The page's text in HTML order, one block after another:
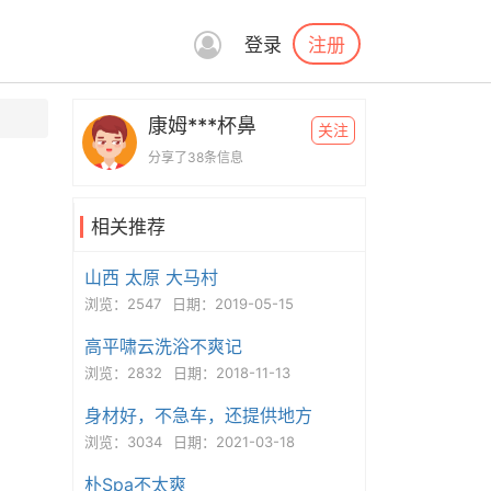
登录 注册
康姆***杯鼻
分享了38条信息
关注
相关推荐
山西 太原 大马村
浏览：2547 日期：2019-05-15
高平啸云洗浴不爽记
浏览：2832 日期：2018-11-13
身材好，不急车，还提供地方
浏览：3034 日期：2021-03-18
朴Spa不太爽